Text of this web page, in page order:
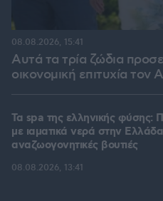
Αυτά τα τρία ζώδια
οικονομική επιτυχία τον
08.08.2026, 15:41
Τα spa της ελληνικής φύσης:
με ιαματικά νερά στην
αναζωογονητικές βουτιές
08.08.2026, 13:41